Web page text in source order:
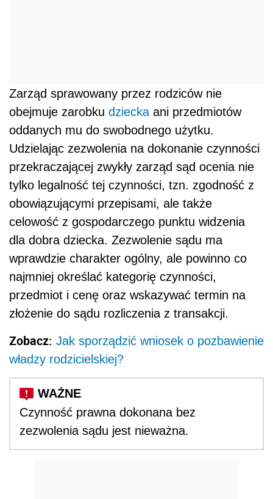
Zarząd sprawowany przez rodziców nie
obejmuje zarobku dziecka ani przedmiotów
oddanych mu do swobodnego użytku.
Udzielając zezwolenia na dokonanie czynności
przekraczającej zwykły zarząd sąd ocenia nie
tylko legalność tej czynności, tzn. zgodność z
obowiązującymi przepisami, ale także
celowość z gospodarczego punktu widzenia
dla dobra dziecka. Zezwolenie sądu ma
wprawdzie charakter ogólny, ale powinno co
najmniej określać kategorię czynności,
przedmiot i cenę oraz wskazywać termin na
złożenie do sądu rozliczenia z transakcji.
Zobacz: Jak sporządzić wniosek o pozbawienie
władzy rodzicielskiej?
Czynność prawna dokonana bez
zezwolenia sądu jest nieważna.